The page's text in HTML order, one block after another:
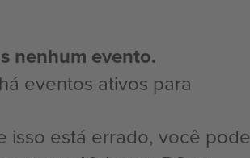
nenhum evento.
eventos ativos para
isso está errado, você pode